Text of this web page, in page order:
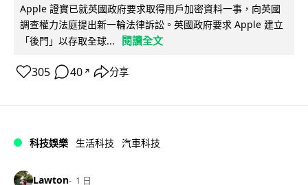
Apple 證實已就英國政府要求取得用戶加密資料一事，向英國
調查權力法庭提出新一輪法律訴訟。英國政府要求 Apple 建立
「後門」以存取全球...
閱讀全文
305 40 ↗ 分享
科技娛樂 生活科技 汽車科技
Lawton 1 日